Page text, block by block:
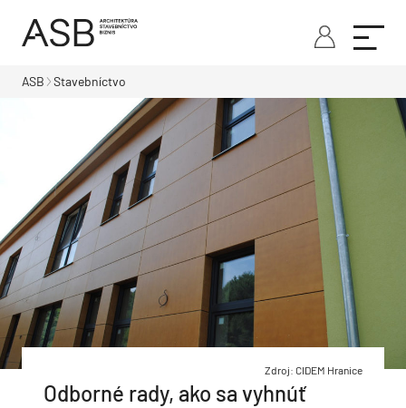
ASB Stavebníctvo
Zdroj: CIDEM Hranice
Odborné rady, ako sa vyhnúť